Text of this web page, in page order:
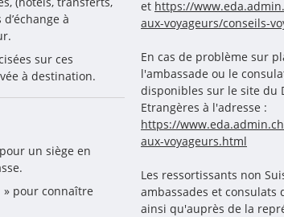
à
sur ces
à destination.
un siège en
pour connaître
et https://
aux-voyageurs/conseils-
En cas de problème sur
l'ambassade ou le
disponibles sur le site du
Etrangères à l'adresse :
https://
aux-voyageurs.html
Les ressortissants non
ambassades et
ainsi qu'auprès de la